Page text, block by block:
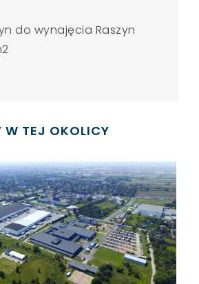
do wynajęcia Raszyn
W TEJ OKOLICY